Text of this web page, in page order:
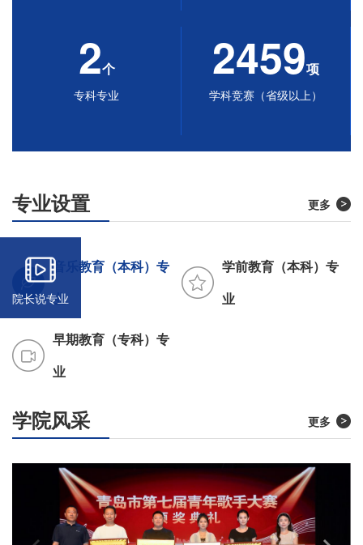
2个
专科专业
2459项
学科竞赛（省级以上）
专业设置 更多
音乐教育（本科）专
业
学前教育（本科）专
业
早期教育（专科）专
业
学院风采 更多
院长说专业